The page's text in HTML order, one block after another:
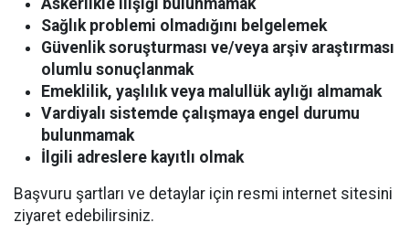
Askerlikle ilişiği bulunmamak
Sağlık problemi olmadığını belgelemek
Güvenlik soruşturması ve/veya arşiv araştırması
olumlu sonuçlanmak
Emeklilik, yaşlılık veya malullük aylığı almamak
Vardiyalı sistemde çalışmaya engel durumu
bulunmamak
İlgili adreslere kayıtlı olmak
Başvuru şartları ve detaylar için resmi internet sitesini
ziyaret edebilirsiniz.